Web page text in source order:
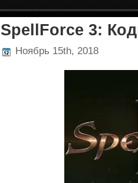
SpellForce 3:
Ноябрь 15th, 2018